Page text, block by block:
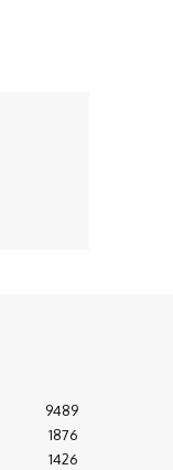
9489
1876
1426